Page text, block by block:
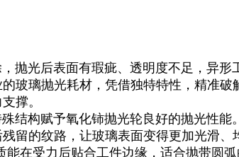
光后表面有瑕疵、透明度不足，异形
玻璃抛光耗材，凭借独特特性，精准破
撑。
结构赋予氧化铈抛光轮良好的抛光性
留的纹路，让玻璃表面变得更加光滑、
在受力后贴合工件边缘，适合抛带圆